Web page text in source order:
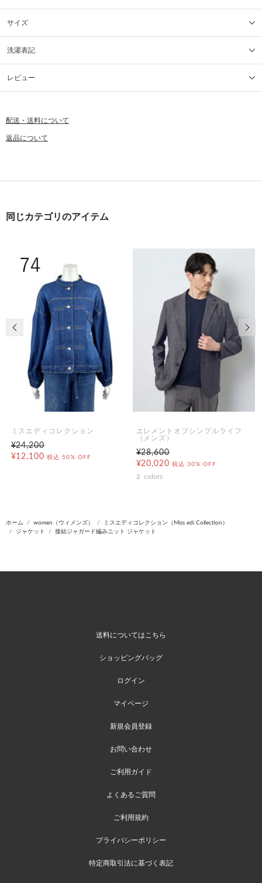
サイズ
洗濯表記
レビュー
配送・送料について
返品について
同じカテゴリのアイテム
ミスエディコレクション
¥24,200
¥12,100 税込 50% OFF
エレメントオブシンプルライフ
（メンズ）
¥28,600
¥20,020 税込 30% OFF
2 colors
前の画像
ホーム women（ウィメンズ）
ミスエディコレクション（Miss edi Collection）
ジャケット
接結ジャガード編みニット ジャケット
送料についてはこちら
ショッピングバッグ
ログイン
マイページ
新規会員登録
お問い合わせ
ご利用ガイド
よくあるご質問
ご利用規約
プライバシーポリシー
特定商取引法に基づく表記